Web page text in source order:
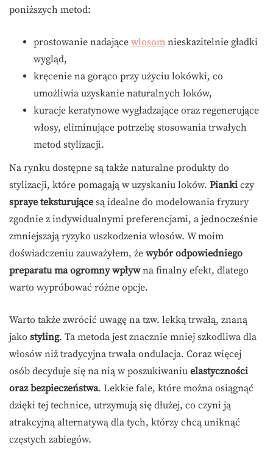
poniższych metod:
prostowanie nadające włosom nieskazitelnie gładki
wygląd,
kręcenie na gorąco przy użyciu lokówki, co
umożliwia uzyskanie naturalnych loków,
kuracje keratynowe wygładzające oraz regenerujące
włosy, eliminujące potrzebę stosowania trwałych
metod stylizacji.
Na rynku dostępne są także naturalne produkty do
stylizacji, które pomagają w uzyskaniu loków. Pianki czy
spraye teksturujące są idealne do modelowania fryzury
zgodnie z indywidualnymi preferencjami, a jednocześnie
zmniejszają ryzyko uszkodzenia włosów. W moim
doświadczeniu zauważyłem, że wybór odpowiedniego
preparatu ma ogromny wpływna finalny efekt, dlatego
warto wypróbować różne opcje.
Warto także zwrócić uwagę na tzw. lekką trwałą, znaną
jako styling. Ta metoda jest znacznie mniej szkodliwa dla
włosów niż tradycyjna trwała ondulacja. Coraz więcej
osób decyduje się na nią w poszukiwaniu elastyczności
oraz bezpieczeństwa. Lekkie fale, które można osiągnąć
dzięki tej technice, utrzymują się dłużej, co czyni ją
atrakcyjną alternatywą dla tych, którzy chcą uniknąć
częstych zabiegów.